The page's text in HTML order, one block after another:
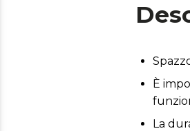
È
La